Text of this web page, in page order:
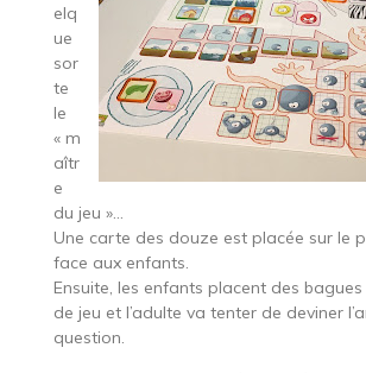
elq
ue
sor
te
le
« m
aîtr
e
du jeu »…
Une carte des douze est placée sur le
face aux enfants.
Ensuite, les enfants placent des
de jeu et l’adulte va tenter de deviner
question.